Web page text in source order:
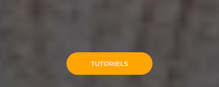
TUTORIELS